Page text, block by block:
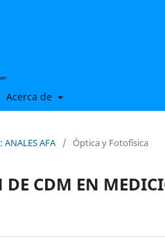
Acerca de
AFA / Óptica y Fotofísica
CDM EN